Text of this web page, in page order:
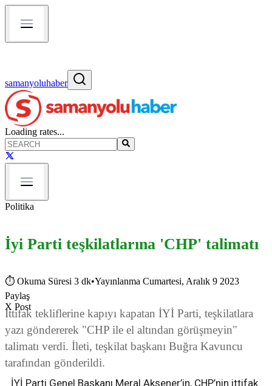
samanyoluhaber
Loading rates...
Politika
İyi Parti teşkilatlarına 'CHP' talimatı
⏱ Okuma Süresi 3 dk•Yayınlanma Cumartesi, Aralık 9 2023
Paylaş
X Post
İttifak tekliflerine kapıyı kapatan İYİ Parti, teşkilatlara
yazı göndererek "CHP ile el altından görüşmeyin"
talimatı verdi. İleti, teşkilat başkanı Buğra Kavuncu
tarafından gönderildi.
İYİ Parti Genel Başkanı Meral Akşener’in, CHP’nin ittifak